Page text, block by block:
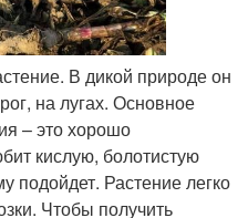
В дикой природе он
на лугах. Основное
– это хорошо
кислую, болотистую
подойдет. Растение легко
Чтобы получить